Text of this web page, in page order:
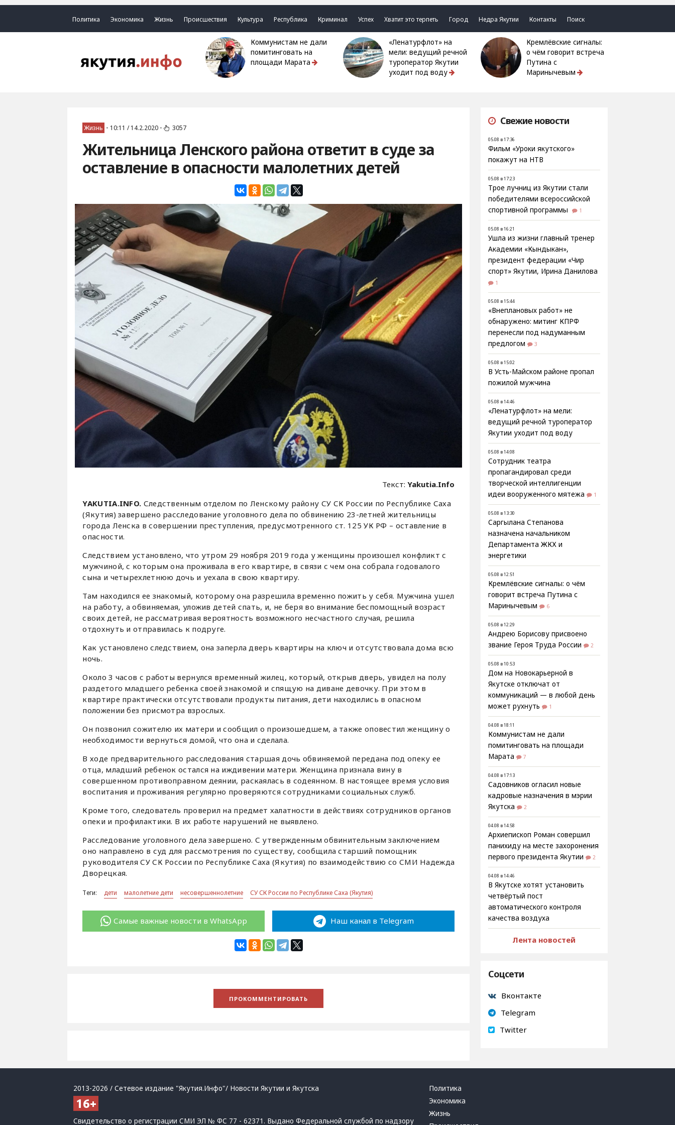
Политика Экономика Жизнь Происшествия Культура Республика Криминал Успех Хватит это терпеть Город Недра Якутии Контакты Поиск
Коммунистам не дали
помитинговать на
площади Марата
«Ленатурфлот» на
мели: ведущий речной
туроператор Якутии
уходит под воду
Кремлёвские сигналы:
о чём говорит встреча
Путина с
Маринычевым
Жизнь • 10:11 / 14.2.2020 • 3057
Жительница Ленского района ответит в суде за
оставление в опасности малолетних детей
Текст:Yakutia.Info
YAKUTIA.INFO. Следственным отделом по Ленскому району СУ СК России по Республике Саха
(Якутия) завершено расследование уголовного дела по обвинению 23-летней жительницы
города Ленска в совершении преступления, предусмотренного ст. 125 УК РФ – оставление в
опасности.
Следствием установлено, что утром 29 ноября 2019 года у женщины произошел конфликт с
мужчиной, с которым она проживала в его квартире, в связи с чем она собрала годовалого
сына и четырехлетнюю дочь и уехала в свою квартиру.
Там находился ее знакомый, которому она разрешила временно пожить у себя. Мужчина ушел
на работу, а обвиняемая, уложив детей спать, и, не беря во внимание беспомощный возраст
своих детей, не рассматривая вероятность возможного несчастного случая, решила
отдохнуть и отправилась к подруге.
Как установлено следствием, она заперла дверь квартиры на ключ и отсутствовала дома всю
ночь.
Около 3 часов с работы вернулся временный жилец, который, открыв дверь, увидел на полу
раздетого младшего ребенка своей знакомой и спящую на диване девочку. При этом в
квартире практически отсутствовали продукты питания, дети находились в опасном
положении без присмотра взрослых.
Он позвонил сожителю их матери и сообщил о произошедшем, а также оповестил женщину о
необходимости вернуться домой, что она и сделала.
В ходе предварительного расследования старшая дочь обвиняемой передана под опеку ее
отца, младший ребенок остался на иждивении матери. Женщина признала вину в
совершенном противоправном деянии, раскаялась в содеянном. В настоящее время условия
воспитания и проживания регулярно проверяются сотрудниками социальных служб.
Кроме того, следователь проверил на предмет халатности в действиях сотрудников органов
опеки и профилактики. В их работе нарушений не выявлено.
Расследование уголовного дела завершено. С утвержденным обвинительным заключением
оно направлено в суд для рассмотрения по существу, сообщила старший помощник
руководителя СУ СК России по Республике Саха (Якутия) по взаимодействию со СМИ Надежда
Дворецкая.
Теги: дети малолетние дети несовершеннолетние СУ СК России по Республике Саха (Якутия)
Самые важные новости в WhatsApp Наш канал в Telegram
Свежие новости
05.08 в 17:36
Фильм «Уроки якутского»
покажут на НТВ
05.08 в 17:23
Трое лучниц из Якутии стали
победителями всероссийской
спортивной программы
1
05.08 в 16:21
Ушла из жизни главный тренер
Академии «Кындыкан»,
президент федерации «Чир
спорт» Якутии, Ирина Данилова
1
05.08 в 15:44
«Внеплановых работ» не
обнаружено: митинг КПРФ
перенесли под надуманным
предлогом
3
05.08 в 15:02
В Усть-Майском районе пропал
пожилой мужчина
05.08 в 14:46
«Ленатурфлот» на мели:
ведущий речной туроператор
Якутии уходит под воду
05.08 в 14:08
Сотрудник театра
пропагандировал среди
творческой интеллигенции
идеи вооруженного мятежа
1
05.08 в 13:30
Саргылана Степанова
назначена начальником
Департамента ЖКХ и
энергетики
05.08 в 12:51
Кремлёвские сигналы: о чём
говорит встреча Путина с
Маринычевым
6
05.08 в 12:29
Андрею Борисову присвоено
звание Героя Труда России
2
05.08 в 10:53
Дом на Новокарьерной в
Якутске отключат от
коммуникаций — в любой день
может рухнуть
1
04.08 в 18:11
Коммунистам не дали
помитинговать на площади
Марата
7
04.08 в 17:13
Садовников огласил новые
кадровые назначения в мэрии
Якутска
2
04.08 в 14:58
Архиепископ Роман совершил
панихиду на месте захоронения
первого президента Якутии
2
04.08 в 14:46
В Якутске хотят установить
четвёртый пост
автоматического контроля
качества воздуха
Лента новостей
Соцсети
Вконтакте
Telegram
Twitter
2013-2026 / Сетевое издание "Якутия.Инфо"/ Новости Якутии и Якутска
Свидетельство о регистрации СМИ ЭЛ № ФС 77 - 62371. Выдано Федеральной службой по надзору
Политика
Экономика
Жизнь